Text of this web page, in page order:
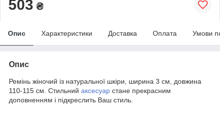
503 ₴
Опис Характеристики Доставка Оплата Умови
Опис
Ремінь жіночий із натуральної шкіри, ширина 3 см, довжина
110-115 см. Стильний аксесуар стане прекрасним
доповненням і підкреслить Ваш стиль.